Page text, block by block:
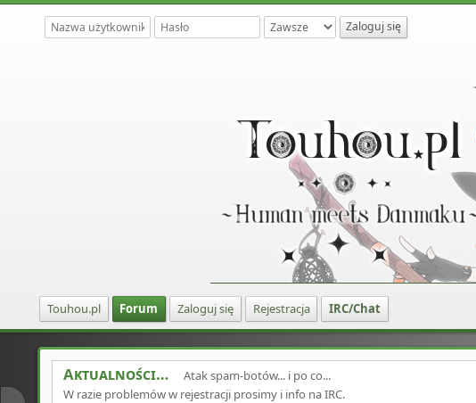
Touhou.pl Forum Zaloguj się Rejestracja IRC/Chat
Aktualności
Atak spam-botów... i po co...
W razie problemów w rejestracji prosimy i info na IRC.